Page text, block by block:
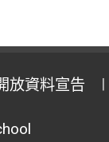
放資料宣告